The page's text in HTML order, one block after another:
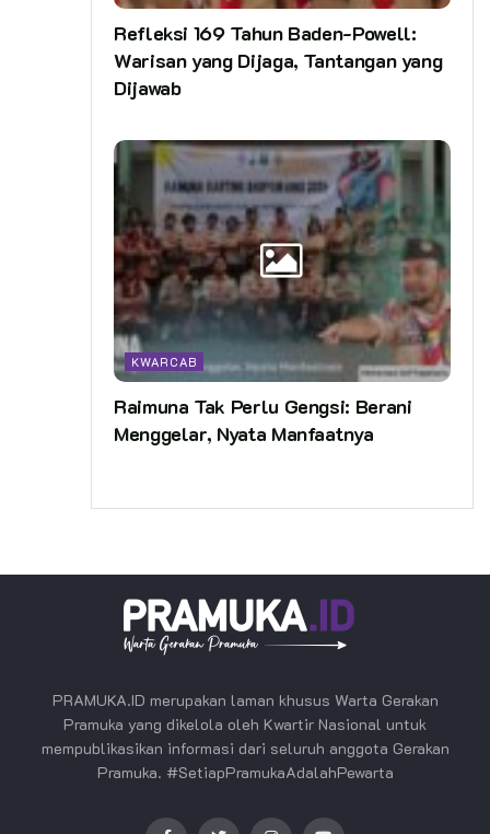
Refleksi 169 Tahun Baden-Powell:
Warisan yang Dijaga, Tantangan yang
Dijawab
KWARCAB
Raimuna Tak Perlu Gengsi: Berani
Menggelar, Nyata Manfaatnya
PRAMUKA.ID merupakan laman khusus Warta Gerakan
Pramuka yang dikelola oleh Kwartir Nasional untuk
mempublikasikan informasi dari seluruh anggota Gerakan
Pramuka. #SetiapPramukaAdalahPewarta